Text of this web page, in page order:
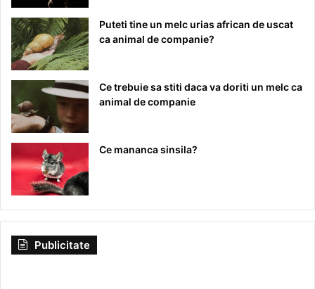
Puteti tine un melc urias african de uscat
ca animal de companie?
Ce trebuie sa stiti daca va doriti un melc ca
animal de companie
Ce mananca sinsila?
Publicitate